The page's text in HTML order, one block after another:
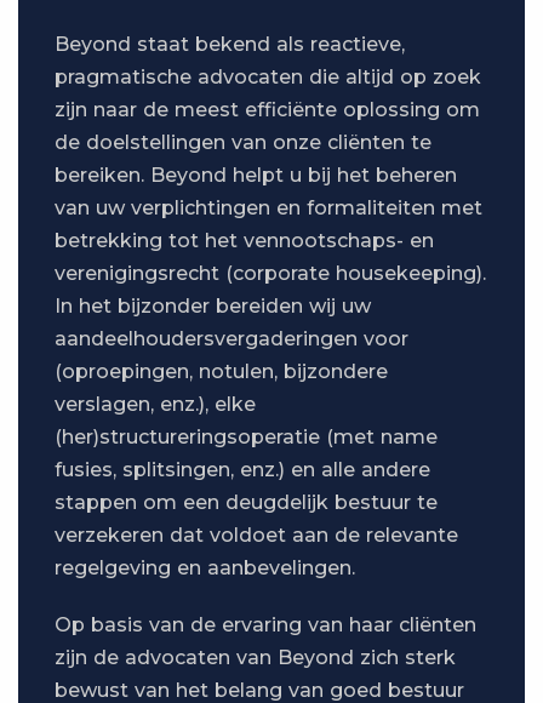
Beyond staat bekend als reactieve,
pragmatische advocaten die altijd op zoek
zijn naar de meest efficiënte oplossing om
de doelstellingen van onze cliënten te
bereiken. Beyond helpt u bij het beheren
van uw verplichtingen en formaliteiten met
betrekking tot het vennootschaps- en
verenigingsrecht (corporate housekeeping).
In het bijzonder bereiden wij uw
aandeelhoudersvergaderingen voor
(oproepingen, notulen, bijzondere
verslagen, enz.), elke
(her)structureringsoperatie (met name
fusies, splitsingen, enz.) en alle andere
stappen om een deugdelijk bestuur te
verzekeren dat voldoet aan de relevante
regelgeving en aanbevelingen.
Op basis van de ervaring van haar cliënten
zijn de advocaten van Beyond zich sterk
bewust van het belang van goed bestuur